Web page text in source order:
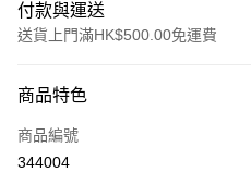
付款與運送
送貨上門滿HK$500.00免運費
信用卡
AlipayHK
商品特色
商品編號
344004